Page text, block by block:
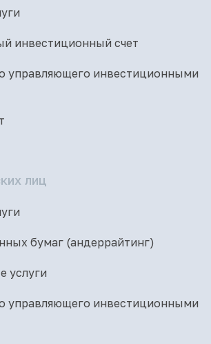
инвестиционный счет
управляющего инвестиционными
лиц
бумаг (андеррайтинг)
услуги
управляющего инвестиционными